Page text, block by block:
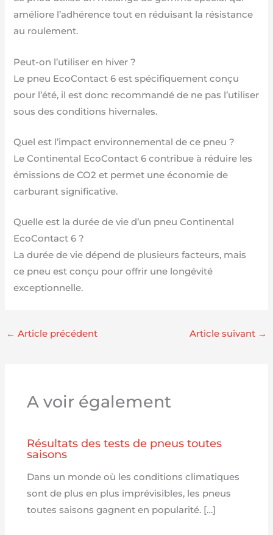
améliore l’adhérence tout en réduisant la résistance
au roulement.
Peut-on l’utiliser en hiver ?
Le pneu EcoContact 6 est spécifiquement conçu
pour l’été, il est donc recommandé de ne pas l’utiliser
sous des conditions hivernales.
Quel est l’impact environnemental de ce pneu ?
Le Continental EcoContact 6 contribue à réduire les
émissions de CO2 et permet une économie de
carburant significative.
Quelle est la durée de vie d’un pneu Continental
EcoContact 6 ?
La durée de vie dépend de plusieurs facteurs, mais
ce pneu est conçu pour offrir une longévité
exceptionnelle.
← Article précédent Article suivant →
A voir également
Résultats des tests de pneus toutes
saisons
Dans un monde où les conditions climatiques
sont de plus en plus imprévisibles, les pneus
toutes saisons gagnent en popularité. […]